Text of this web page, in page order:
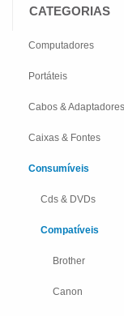
CATEGORIAS
Computadores
Portáteis
Cabos & Adaptadores
Caixas & Fontes
Consumíveis
Cds & DVDs
Compatíveis
Brother
Canon